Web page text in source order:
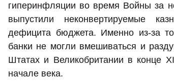
гиперинфляции во время Войны за
выпустили неконвертируемые
дефицита бюджета. Именно из-за
банки не могли вмешиваться и
Штатах и ​​Великобритании в конце
начале века.